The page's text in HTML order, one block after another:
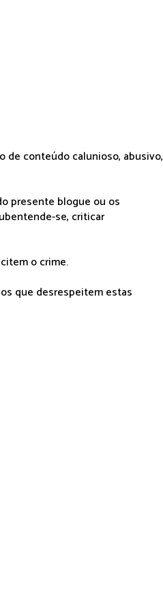
de conteúdo calunioso, abusivo,
presente blogue ou os
se, criticar
o crime.
que desrespeitem estas